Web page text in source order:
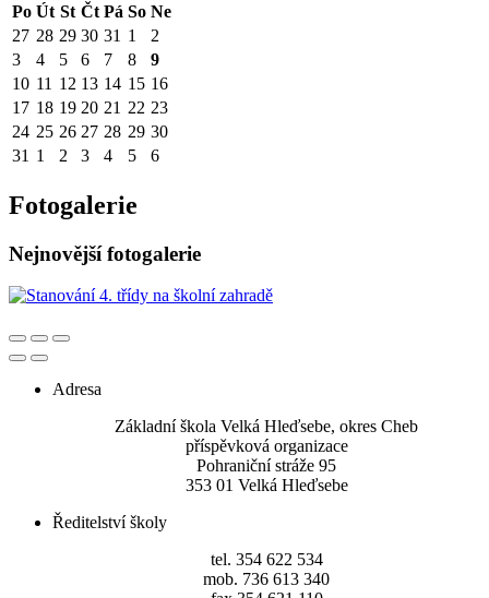
Po Út St Čt Pá So Ne
27 28 29 30 31 1
2
3
4 5 6 7 8
9
10 11 12 13 14 15 16
17 18 19 20 21 22 23
24 25 26 27 28 29 30
31 1 2 3 4 5 6
Fotogalerie
Nejnovější fotogalerie
Adresa
Základní škola Velká Hleďsebe, okres Cheb
příspěvková organizace
Pohraniční stráže 95
353 01 Velká Hleďsebe
Ředitelství školy
tel. 354 622 534
mob. 736 613 340